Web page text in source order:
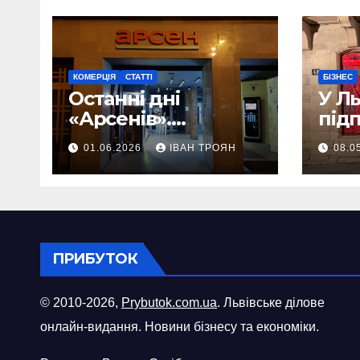
КОМЕРЦІЯ СТАТТІ
Останні дні
«Арсенів».
Фоторепортаж
01.06.2026 ІВАН ТРОЯН
БІЗНЕС
У
ПРИБУТОК
© 2010-2026, Prybutok.com.ua. Львівське ділове
онлайн-видання. Новини бізнесу та економіки.